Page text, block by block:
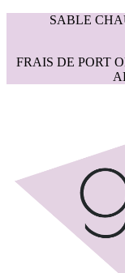
SABLE
FRAIS DE PORT